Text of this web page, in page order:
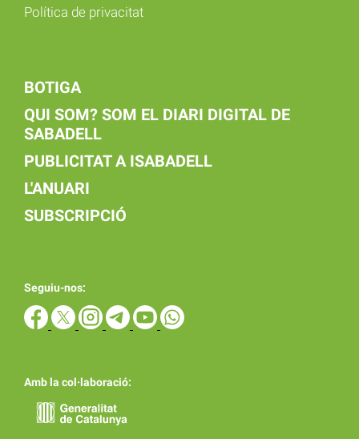
Política de privacitat
BOTIGA
QUI SOM? SOM EL DIARI DIGITAL DE
SABADELL
PUBLICITAT A ISABADELL
L'ANUARI
SUBSCRIPCIÓ
Seguiu-nos:
Amb la col·laboració: